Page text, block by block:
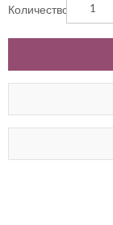
Количество